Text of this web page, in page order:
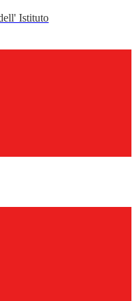
Istituto